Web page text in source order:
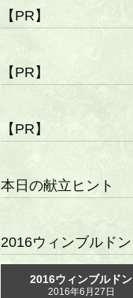
【PR】
【PR】
【PR】
本日の献立ヒント
2016ウィンブルドン
2016ウィンブルドン
2016年6月27日